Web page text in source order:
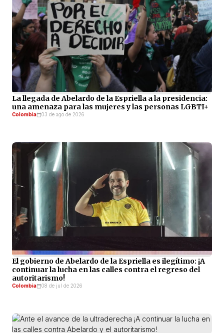
La llegada de Abelardo de la Espriella a la presidencia:
una amenaza para las mujeres y las personas LGBTI+
Colombia 03 de ago de 2026
El gobierno de Abelardo de la Espriella es ilegítimo: ¡A
continuar la lucha en las calles contra el regreso del
autoritarismo!
Colombia 08 de jul de 2026